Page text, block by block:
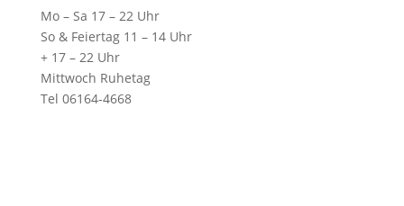
Mo – Sa 17 – 22 Uhr
So & Feiertag 11 – 14 Uhr
+ 17 – 22 Uhr
Mittwoch Ruhetag
Tel 06164-4668